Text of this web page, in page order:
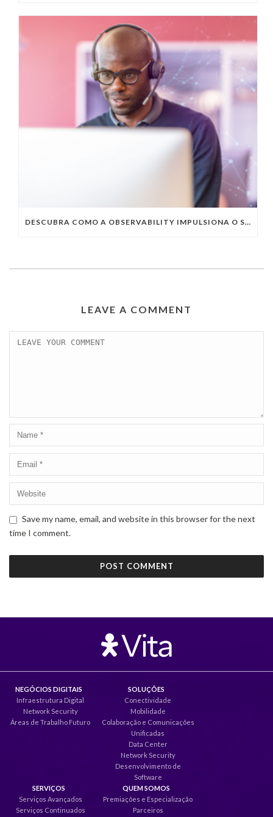
DESCUBRA COMO A OBSERVABILITY IMPULSIONA O SUCESSO DO SEU NEGÓCIO
LEAVE A COMMENT
Save my name, email, and website in this browser for the next
time I comment.
NEGÓCIOS DIGITAIS
Infraestrutura Digital
Network Security
Áreas de Trabalho Futuro
SOLUÇÕES
Conectividade
Mobilidade
Colaboração e Comunicações
Unificadas
Data Center
Network Security
Desenvolvimento de
Software
SERVIÇOS
Serviços Avançados
Serviços Continuados
QUEM SOMOS
Premiações e Especialização
Parceiros